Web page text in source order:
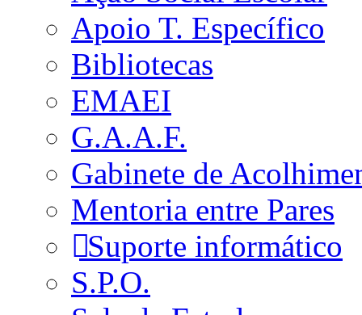
Apoio T. Específico
Bibliotecas
EMAEI
G.A.A.F.
Gabinete de
Mentoria entre Pares
Suporte informático
S.P.O.